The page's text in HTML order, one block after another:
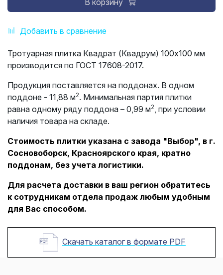
Добавить в сравнение
В корзину
Тротуарная плитка Квадрат (Квадрум) 100х100 мм
производится по ГОСТ 17608-2017.
Продукция поставляется на поддонах. В одном
поддоне - 11,88 м2. Минимальная партия плитки
равна одному ряду поддона – 0,99 м2 , при условии
наличия товара на складе.
Стоимость плитки указана с завода "Выбор", в г.
Сосновоборск, Красноярского края, кратно
поддонам, без учета логистики.
Для расчета доставки в ваш регион обратитесь
к сотрудникам отдела продаж любым удобным
для Вас способом.
Скачать каталог в формате PDF